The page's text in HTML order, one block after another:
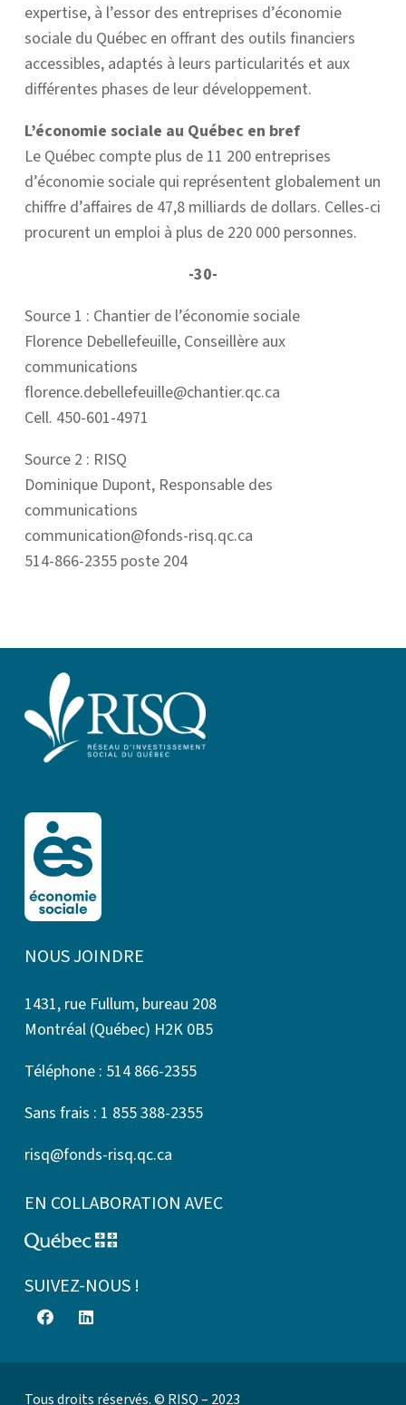
expertise, à l’essor des entreprises d’économie
sociale du Québec en offrant des outils financiers
accessibles, adaptés à leurs particularités et aux
différentes phases de leur développement.
L’économie sociale au Québec en bref
Le Québec compte plus de 11 200 entreprises
d’économie sociale qui représentent globalement un
chiffre d’affaires de 47,8 milliards de dollars. Celles-ci
procurent un emploi à plus de 220 000 personnes.
-30-
Source 1 : Chantier de l’économie sociale
Florence Debellefeuille, Conseillère aux
communications
florence.debellefeuille@chantier.qc.ca
Cell. 450-601-4971
Source 2 : RISQ
Dominique Dupont, Responsable des
communications
communication@fonds-risq.qc.ca
514-866-2355 poste 204
NOUS JOINDRE
1431, rue Fullum, bureau 208
Montréal (Québec) H2K 0B5
Téléphone : 514 866-2355
Sans frais : 1 855 388-2355
risq@fonds-risq.qc.ca
EN COLLABORATION AVEC
SUIVEZ-NOUS !
Tous droits réservés. © RISQ – 2023